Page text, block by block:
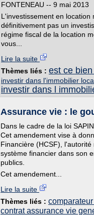
FONTENEAU -- 9 mai 2013
L'investissement en
définitivement pas un
régime fiscal de la location
vous...
Lire la suite
Thèmes liés : est ce
investir dans l'immobilier
investir dans l
Assurance vie : le
Dans le cadre de la loi
Cet amendement vise à
Financière (HCSF),
système financier dans son
publics.
Cet amendement...
Lire la suite
Thèmes liés :
contrat assurance vie